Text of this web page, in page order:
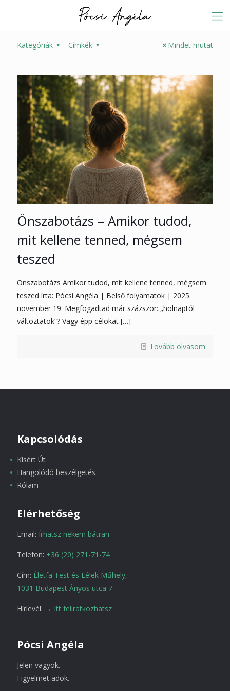
Kategóriák Címkék Mindet mutat
Önszabotázs – Amikor tudod,
mit kellene tenned, mégsem
teszed
Önszabotázs Amikor tudod, mit kellene tenned, mégsem
teszed írta: Pócsi Angéla | Belső folyamatok | 2025.
november 19. Megfogadtad már százszor: „holnaptól
változtatok”? Vagy épp célokat […]
Tovább olvasom
Kapcsolódás
Kísért Út
Hangolódó beszélgetés
Rólam
Elérhetőség
Email: Írhatsz nekem bátran
Telefon: +36 (20) 271-71-74
Cím: Életfa Test és Lélek Műhely,
1031 Budapest Ányos utca 7
Hírlevél: → Itt feliratkozhatsz
Pócsi Angéla
Jelen vagyok.
Figyelmet adok.